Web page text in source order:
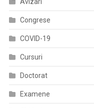
Congrese
COVID-19
Cursuri
Doctorat
Examene